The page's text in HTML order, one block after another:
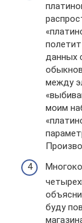
данных
между
моим
буду